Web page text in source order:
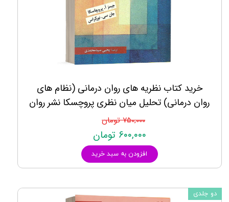
خرید کتاب نظریه های روان درمانی (نظام های
روان درمانی) تحلیل میان نظری پروچسکا نشر روان
۷۵۰,۰۰۰ تومان
۶۰۰,۰۰۰ تومان
افزودن به سبد خرید
دو جلدی